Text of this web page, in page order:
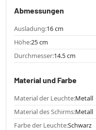
Abmessungen
Ausladung:16 cm
Höhe:25 cm
Durchmesser:14.5 cm
Material und Farbe
Material der Leuchte:Metall
Material des Schirms:Metall
Farbe der Leuchte:Schwarz